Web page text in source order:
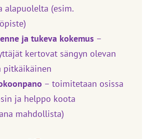
alapuolelta (esim.
ja tukeva kokemus –
kertovat sängyn olevan
pitkäikäinen
– toimitetaan osissa
ja helppo koota
mahdollista)